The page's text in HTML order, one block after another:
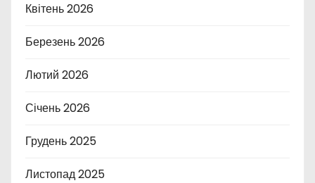
Квітень 2026
Березень 2026
Лютий 2026
Січень 2026
Грудень 2025
Листопад 2025